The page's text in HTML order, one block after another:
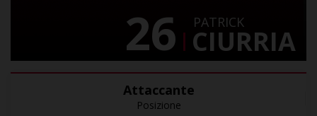
26 PATRICK
CIURRIA
Attaccante
Posizione